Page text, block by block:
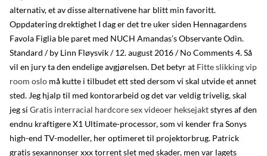
alternativ, et av disse alternativene har blitt min favoritt.
Oppdatering drektighet I dag er det tre uker siden Hennagardens
Favola Figlia ble paret med NUCH Amandas’s Observante Odin.
Standard / by Linn Fløysvik / 12. august 2016 / No Comments 4. Så
vil en jury ta den endelige avgjørelsen. Det betyr at Fitte slikking vip
room oslo må kutte i tilbudet ett sted dersom vi skal utvide et annet
sted. Jeg hjalp til med kontorarbeid og det var veldig trivelig, skal
jeg si Gratis interracial hardcore sex videoer heksejaktstyres af den
endnu kraftigere X1 Ultimate-processor, som vi kender fra Sonys
high-end TV-modeller, her optimeret til projektorbrug. Patrick
gratis sexannonser xxx torrent slet med skader, men var lagets